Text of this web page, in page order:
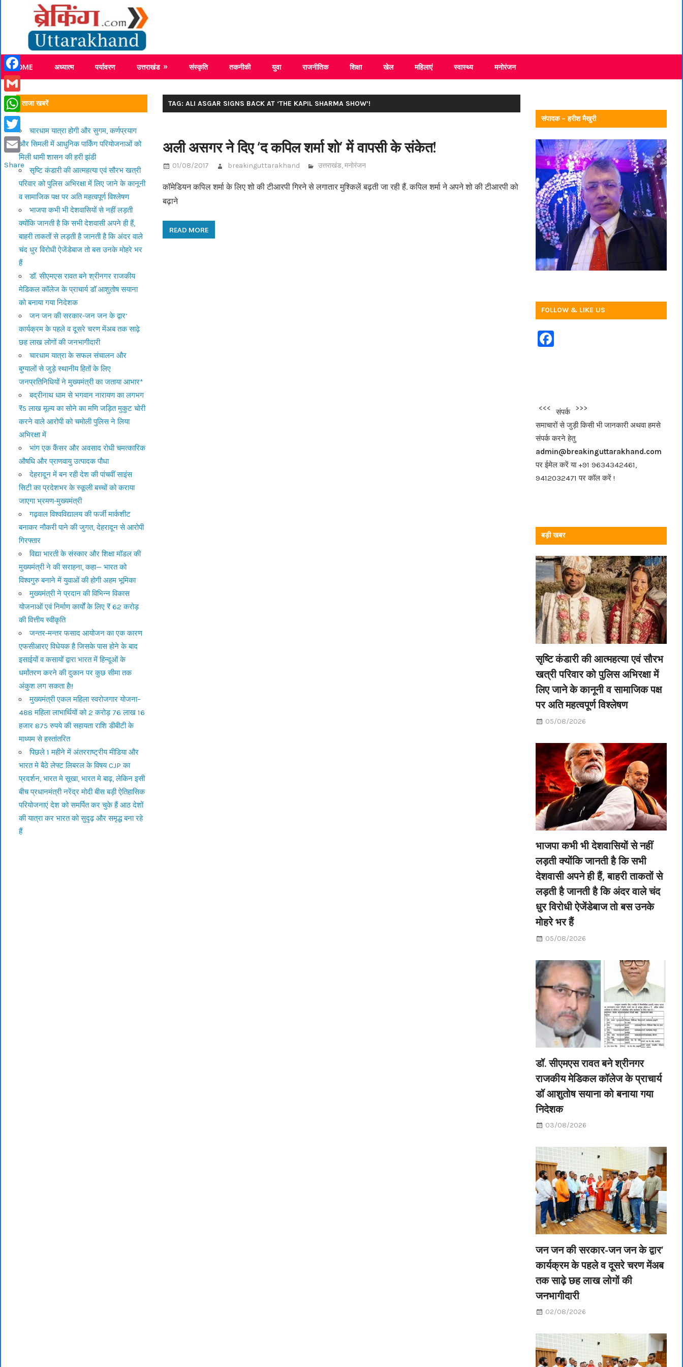
content
Breaking News Uttarakhand
HOME अध्यात्म पर्यावरण उत्तराखंड संस्कृति तकनीकी युवा राजनीतिक शिक्षा खेल महिलाएं स्वास्थ्य मनोरंजन
TAG: ALI ASGAR SIGNS BACK AT ‘THE KAPIL SHARMA SHOW’!
अली असगर ने दिए ‘द कपिल शर्मा शो’ में वापसी के संकेत!
01/08/2017 breakinguttarakhand उत्तराखंड,मनोरंजन
कॉमेडियन कपिल शर्मा के लिए शो की टीआरपी गिरने से लगातार मुश्किलें बढ़ती जा रही हैं. कपिल शर्मा ने अपने शो की टीआरपी को
बढ़ाने
READ MORE
ताजा खबरें
चारधाम यात्रा होगी और सुगम, कर्णप्रयाग
और सिमली में आधुनिक पार्किंग परियोजनाओं को
मिली धामी शासन की हरी झंडी
सृष्टि कंडारी की आत्महत्या एवं सौरभ खत्री
परिवार को पुलिस अभिरक्षा में लिए जाने के कानूनी
व सामाजिक पक्ष पर अति महत्वपूर्ण विश्लेषण
भाजपा कभी भी देशवासियों से नहीं लड़ती
क्योंकि जानती है कि सभी देशवासी अपने ही हैं,
बाहरी ताकतों से लड़ती है जानती है कि अंदर वाले
चंद धुर विरोधी ऐजेंडेबाज तो बस उनके मोहरे भर
हैं
डॉ. सीएमएस रावत बने श्रीनगर राजकीय
मेडिकल कॉलेज के प्राचार्य डॉ आशुतोष सयाना
को बनाया गया निदेशक
जन जन की सरकार-जन जन के द्वार’
कार्यक्रम के पहले व दूसरे चरण मेंअब तक साढ़े
छह लाख लोगों की जनभागीदारी
चारधाम यात्रा के सफल संचालन और
बुग्यालों से जुड़े स्थानीय हितों के लिए
जनप्रतिनिधियों ने मुख्यमंत्री का जताया आभार*
बद्रीनाथ धाम से भगवान नारायण का लगभग
₹5 लाख मूल्य का सोने का मणि जड़ित मुकुट चोरी
करने वाले आरोपी को चमोली पुलिस ने लिया
अभिरक्षा में
भांग एक कैंसर और अवसाद रोधी चमत्कारिक
औषधि और प्राणवायु उत्पादक पौधा
देहरादून में बन रही देश की पांचवीं साइंस
सिटी का प्रदेशभर के स्कूली बच्चों को कराया
जाएगा भ्रमण-मुख्यमंत्री
गढ़वाल विश्वविद्यालय की फर्जी मार्कशीट
बनाकर नौकरी पाने की जुगत, देहरादून से आरोपी
गिरफ्तार
विद्या भारती के संस्कार और शिक्षा मॉडल की
मुख्यमंत्री ने की सराहना, कहा— भारत को
विश्वगुरु बनाने में युवाओं की होगी अहम भूमिका
मुख्यमंत्री ने प्रदान की विभिन्न विकास
योजनाओं एवं निर्माण कार्यों के लिए ₹ 62 करोड़
की वित्तीय स्वीकृति
जन्तर-मन्तर फसाद आयोजन का एक कारण
एफसीआरए विधेयक है जिसके पास होने के बाद
इसाईयों व कसायों द्वारा भारत में हिन्दूओं के
धर्मांतरण करने की दुकान पर कुछ सीमा तक
अंकुश लग सकता है!!
मुख्यमंत्री एकल महिला स्वरोजगार योजना–
488 महिला लाभार्थियों को 2 करोड़ 76 लाख 16
हजार 875 रुपये की सहायता राशि डीबीटी के
माध्यम से हस्तांतरित
पिछले 1 महीने में अंतरराष्ट्रीय मीडिया और
भारत मे बैठे लेफ्ट लिबरल के विषय CJP का
प्रदर्शन, भारत मे सूखा, भारत मे बाढ़, लेकिन इसी
बीच प्रधानमंत्री नरेंद्र मोदी बीस बड़ी ऐतिहासिक
परियोजनाएं देश को समर्पित कर चुके हैं आठ देशों
की यात्रा कर भारत को सुदृढ़ और समृद्ध बना रहे
हैं
संपादक – हरीश मैखुरी
FOLLOW & LIKE US
F
b
o
o
k
<<<संपर्क>>>
समाचारों से जुड़ी किसी भी जानकारी अथवा हमसे
संपर्क करने हेतु
admin@breakinguttarakhand.com
पर ईमेल करें या +91 9634342461,
9412032471 पर कॉल करें !
बड़ी खबर
सृष्टि कंडारी की आत्महत्या एवं सौरभ
खत्री परिवार को पुलिस अभिरक्षा में
लिए जाने के कानूनी व सामाजिक पक्ष
पर अति महत्वपूर्ण विश्लेषण
05/08/2026
भाजपा कभी भी देशवासियों से नहीं
लड़ती क्योंकि जानती है कि सभी
देशवासी अपने ही हैं, बाहरी ताकतों से
लड़ती है जानती है कि अंदर वाले चंद
धुर विरोधी ऐजेंडेबाज तो बस उनके
मोहरे भर हैं
05/08/2026
डॉ. सीएमएस रावत बने श्रीनगर
राजकीय मेडिकल कॉलेज के प्राचार्य
डॉ आशुतोष सयाना को बनाया गया
निदेशक
03/08/2026
जन जन की सरकार-जन जन के द्वार’
कार्यक्रम के पहले व दूसरे चरण मेंअब
तक साढ़े छह लाख लोगों की
जनभागीदारी
02/08/2026
Facebook
Gmail
WhatsApp
Twitter
Email
Share